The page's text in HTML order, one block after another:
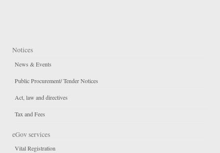
Notices
News & Events
Public Procurement/ Tender Notices
Act, law and directives
Tax and Fees
eGov services
Vital Registration